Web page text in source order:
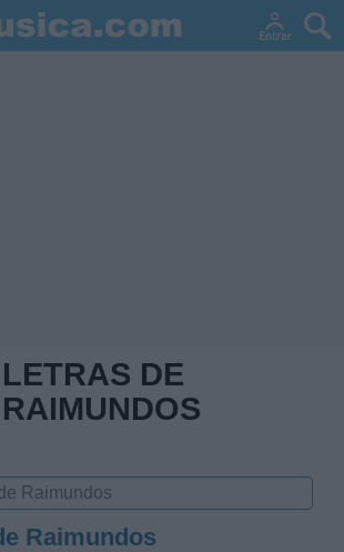
LETRAS DE
RAIMUNDOS
Raimundos